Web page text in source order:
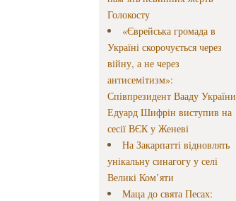
Голокосту
«Єврейська громада в
Україні скорочується через
війну, а не через
антисемітизм»:
Співпрезидент Вааду України
Едуард Шифрін виступив на
сесії ВЄК у Женеві
На Закарпатті відновлять
унікальну синагогу у селі
Великі Ком’яти
Маца до свята Песах: